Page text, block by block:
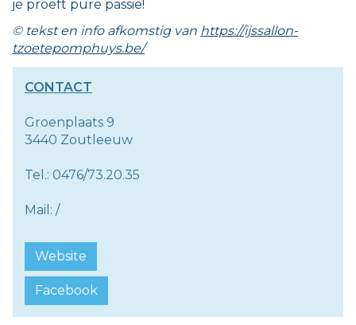
je proeft pure passie!
© tekst en info afkomstig van https://ijssallon-
tzoetepomphuys.be/
CONTACT
Groenplaats 9
3440 Zoutleeuw
Tel.: 0476/73.20.35
Mail: /
Website
Facebook